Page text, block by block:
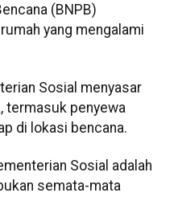
(BNPB)
yang mengalami
Sosial menyasar
termasuk penyewa
di lokasi bencana.
Sosial adalah
semata-mata